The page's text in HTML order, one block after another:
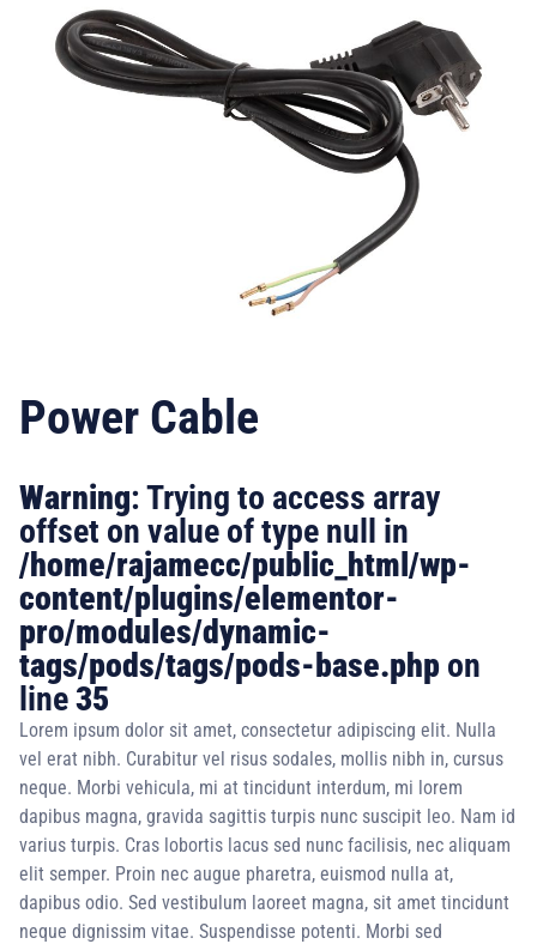
Power Cable
Warning: Trying to access array
offset on value of type null in
/home/rajamecc/public_html/wp-
content/plugins/elementor-
pro/modules/dynamic-
tags/pods/tags/pods-base.php on
line35
Lorem ipsum dolor sit amet, consectetur adipiscing elit. Nulla
vel erat nibh. Curabitur vel risus sodales, mollis nibh in, cursus
neque. Morbi vehicula, mi at tincidunt interdum, mi lorem
dapibus magna, gravida sagittis turpis nunc suscipit leo. Nam id
varius turpis. Cras lobortis lacus sed nunc facilisis, nec aliquam
elit semper. Proin nec augue pharetra, euismod nulla at,
dapibus odio. Sed vestibulum laoreet magna, sit amet tincidunt
neque dignissim vitae. Suspendisse potenti. Morbi sed